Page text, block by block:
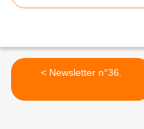
< Newsletter n°36.